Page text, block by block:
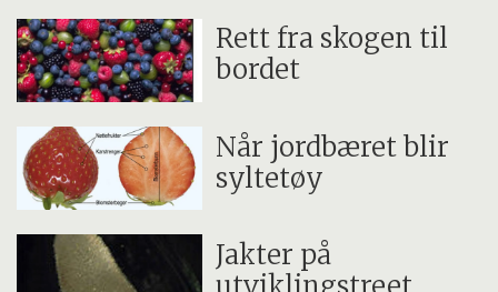
Rett fra skogen til
bordet
Når jordbæret blir
syltetøy
Jakter på